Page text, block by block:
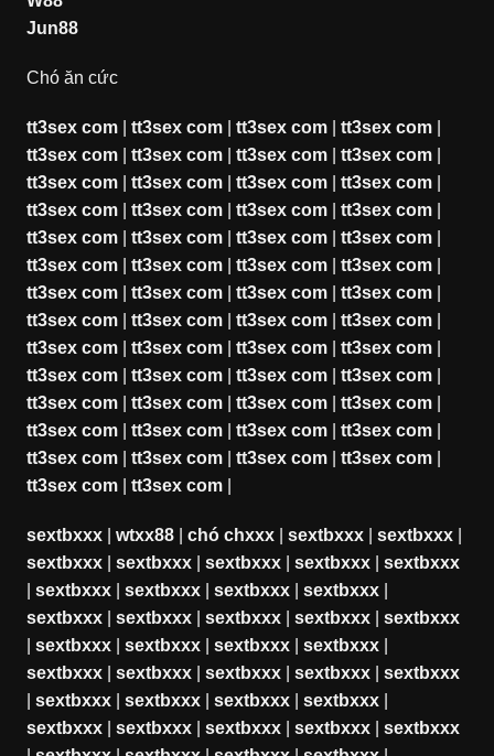
Jun88
Chó ăn cức
tt3sex com| tt3sex com| tt3sex com| tt3sex com|
tt3sex com| tt3sex com| tt3sex com| tt3sex com|
tt3sex com| tt3sex com| tt3sex com| tt3sex com|
tt3sex com| tt3sex com| tt3sex com| tt3sex com|
tt3sex com| tt3sex com| tt3sex com| tt3sex com|
tt3sex com| tt3sex com| tt3sex com| tt3sex com|
tt3sex com| tt3sex com| tt3sex com| tt3sex com|
tt3sex com| tt3sex com| tt3sex com| tt3sex com|
tt3sex com| tt3sex com| tt3sex com| tt3sex com|
tt3sex com| tt3sex com| tt3sex com| tt3sex com|
tt3sex com| tt3sex com| tt3sex com| tt3sex com|
tt3sex com| tt3sex com| tt3sex com| tt3sex com|
tt3sex com| tt3sex com| tt3sex com| tt3sex com|
tt3sex com| tt3sex com|
sextbxxx| wtxx88 chó chxxx| sextbxxx| sextbxxx|
sextbxxx| sextbxxx| sextbxxx| sextbxxx| sextbxxx
sextbxxx| sextbxxx| sextbxxx| sextbxxx|
sextbxxx| sextbxxx| sextbxxx| sextbxxx| sextbxxx
sextbxxx| sextbxxx| sextbxxx| sextbxxx|
sextbxxx| sextbxxx| sextbxxx| sextbxxx| sextbxxx
sextbxxx| sextbxxx| sextbxxx| sextbxxx|
sextbxxx| sextbxxx| sextbxxx| sextbxxx| sextbxxx